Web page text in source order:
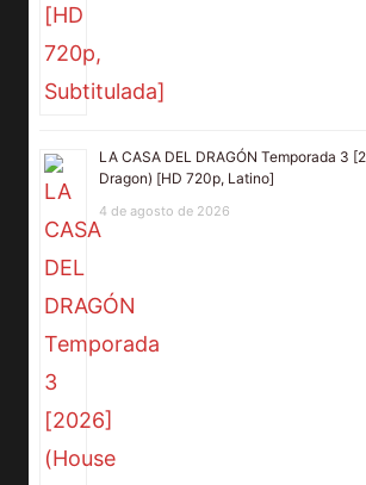
LA CASA DEL DRAGÓN Temporada 3
Dragon) [HD 720p, Latino]
4 de agosto de 2026